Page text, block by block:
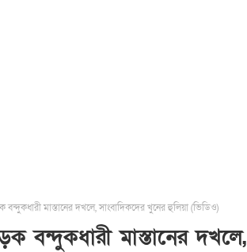
মাস্তানের দখলে, সাংবাদিকদের খুনের হুলিয়া (ভিডিও)
বন্দুকধারী মাস্তানের